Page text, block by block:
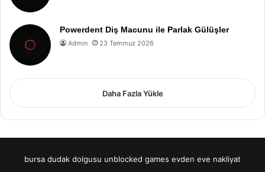
Powerdent Diş Macunu ile Parlak Gülüşler
Admin 23 Temmuz 2026
Daha Fazla Yükle
bursa dudak dolgusu unblocked games evden eve nakliyat